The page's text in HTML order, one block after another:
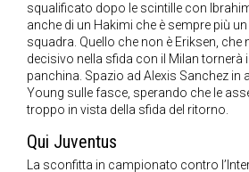
squalificato dopo le scintille con
anche di un Hakimi che è sempre più
squadra. Quello che non è Eriksen,
decisivo nella sfida con il Milan tornerà
panchina. Spazio ad Alexis Sanchez in
Young sulle fasce, sperando che le
troppo in vista della sfida del ritorno.
Qui Juventus
La sconfitta in campionato contro